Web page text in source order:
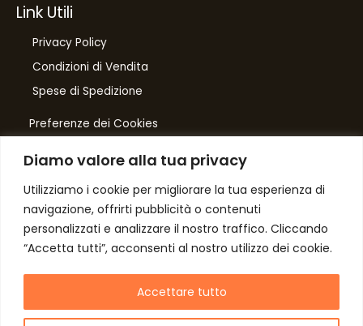
Diamo valore alla tua privacy
Utilizziamo i cookie per migliorare la tua esperienza di
navigazione, offrirti pubblicità o contenuti
personalizzati e analizzare il nostro traffico. Cliccando
“Accetta tutti”, acconsenti al nostro utilizzo dei cookie.
Accettare tutto
Link Utili
Privacy Policy
Condizioni di Vendita
Spese di Spedizione
Preferenze dei Cookies
Number One
di Domenico Toccacieli
Via G. Mazzini 5/C
61033 FERMIGNANO PU
C.F. TCCDNC64A31D541L